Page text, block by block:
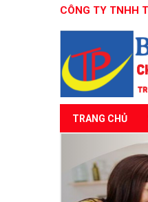
CÔNG TY TNHH
TRANG CHỦ